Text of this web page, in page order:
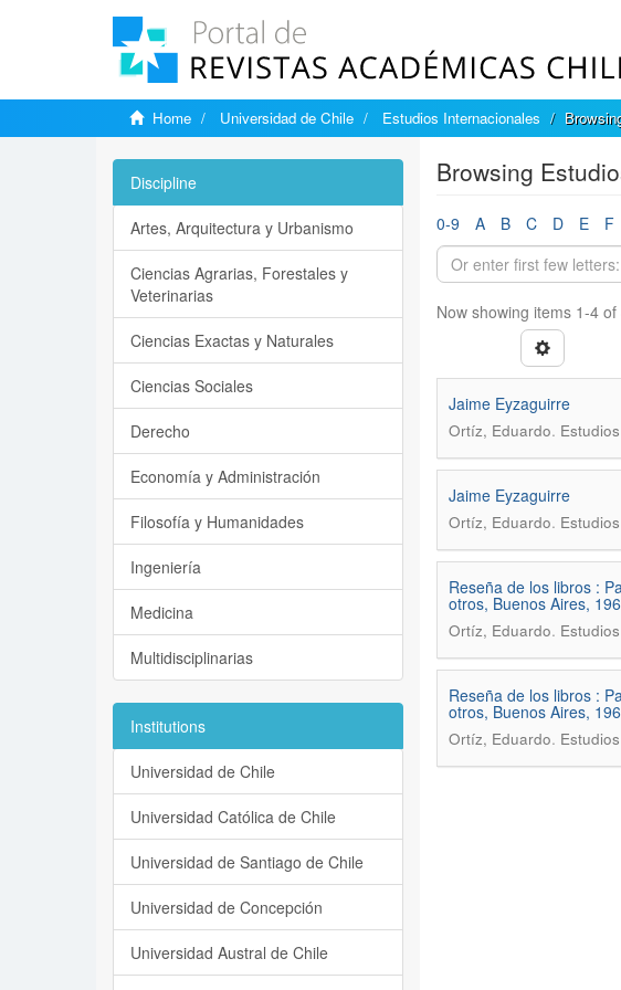
Home Universidad de Chile Estudios Internacionales
Browsing
0-9 A B C D E F
Now showing items 1-4 of
Jaime Eyzaguirre
Ortíz, Eduardo.
Jaime Eyzaguirre
Ortíz, Eduardo.
Reseña de los libros :
otros, Buenos Aires,
Ortíz, Eduardo.
Reseña de los libros :
otros, Buenos Aires,
Ortíz, Eduardo.
Discipline
Artes, Arquitectura y Urbanismo
Ciencias Agrarias, Forestales y
Veterinarias
Ciencias Exactas y Naturales
Ciencias Sociales
Derecho
Economía y Administración
Filosofía y Humanidades
Ingeniería
Medicina
Multidisciplinarias
Institutions
Universidad de Chile
Universidad Católica de Chile
Universidad de Santiago de Chile
Universidad de Concepción
Universidad Austral de Chile